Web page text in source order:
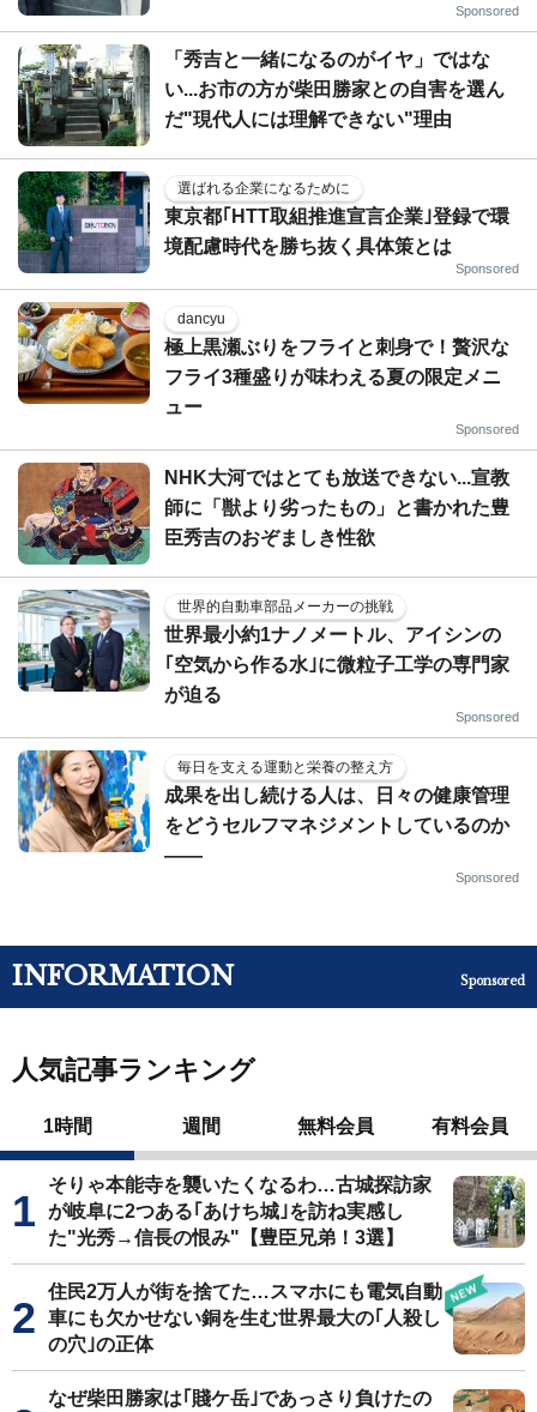
Sponsored
「秀吉と一緒になるのがイヤ」ではな
い...お市の方が柴田勝家との自害を選ん
だ"現代人には理解できない"理由
選ばれる企業になるために
東京都｢HTT取組推進宣言企業｣登録で環
境配慮時代を勝ち抜く具体策とは
Sponsored
dancyu
極上黒瀬ぶりをフライと刺身で！贅沢な
フライ3種盛りが味わえる夏の限定メニ
ュー
Sponsored
NHK大河ではとても放送できない...宣教
師に「獣より劣ったもの」と書かれた豊
臣秀吉のおぞましき性欲
世界的自動車部品メーカーの挑戦
世界最小約1ナノメートル、アイシンの
｢空気から作る水｣に微粒子工学の専門家
が迫る
Sponsored
毎日を支える運動と栄養の整え方
成果を出し続ける人は、日々の健康管理
をどうセルフマネジメントしているのか
——
Sponsored
INFORMATION Sponsored
人気記事ランキング
1時間 週間 無料会員 有料会員
そりゃ本能寺を襲いたくなるわ…古城探訪家
が岐阜に2つある｢あけち城｣を訪ね実感し
た"光秀→信長の恨み"【豊臣兄弟！3選】
住民2万人が街を捨てた…スマホにも電気自動
車にも欠かせない銅を生む世界最大の｢人殺し
の穴｣の正体
なぜ柴田勝家は｢賤ケ岳｣であっさり負けたの